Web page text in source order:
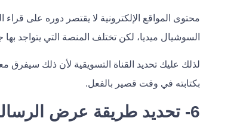
محتوى المواقع الإلكترونية لا يقتصر دوره على
السوشيال ميديا، لكن تختلف المنصة التي يتواجد
لذلك عليك تحديد القناة التسويقية لأن ذلك
بكتابته في وقت قصير بالفعل.
6- تحديد طريقة عرض الرسالة التسويقية